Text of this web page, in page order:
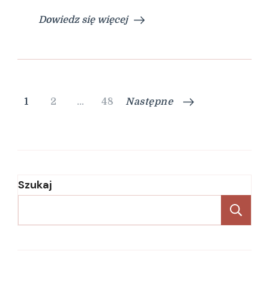
Dowiedz się więcej
Nawigacja
wpisach
Strona
1 Strona
2 … Strona
48 Następne
Szukaj